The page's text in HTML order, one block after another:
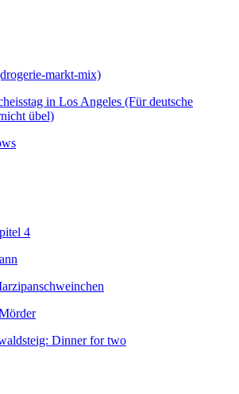
markt-mix)
in Los Angeles (Für deutsche
übel)
4
Dinner for two